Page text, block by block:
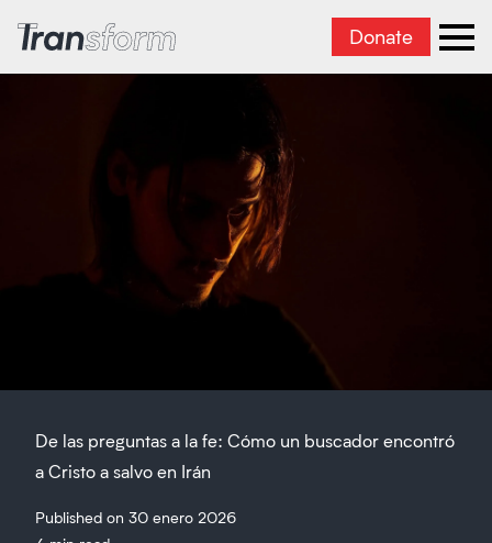
Transform Iran Donate
De las preguntas a la fe: Cómo un buscador encontró
a Cristo a salvo en Irán
Published on 30 enero 2026